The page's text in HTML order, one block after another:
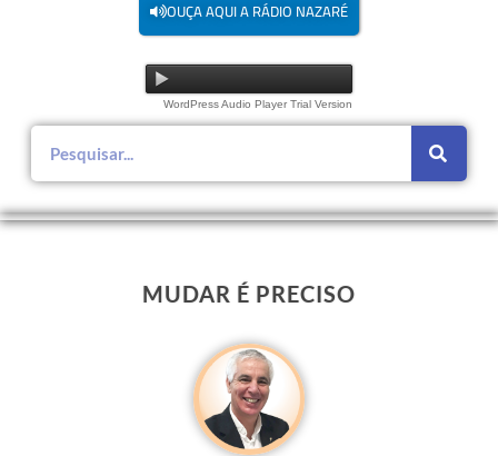
OUÇA AQUI A RÁDIO NAZARÉ
WordPress Audio Player Trial Version
MUDAR É PRECISO